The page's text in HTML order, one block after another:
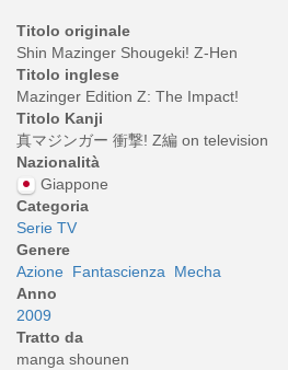
Titolo originale
Shin Mazinger Shougeki! Z-Hen
Titolo inglese
Mazinger Edition Z: The Impact!
Titolo Kanji
真マジンガー 衝撃! Z編 on television
Nazionalità
Giappone
Categoria
Serie TV
Genere
Azione Fantascienza
Mecha
Anno
2009
Tratto da
manga shounen